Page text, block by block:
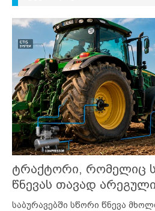
ტრაქტორი, რომელიც
წნევას თავად
საბურავებში სწორი წნევა